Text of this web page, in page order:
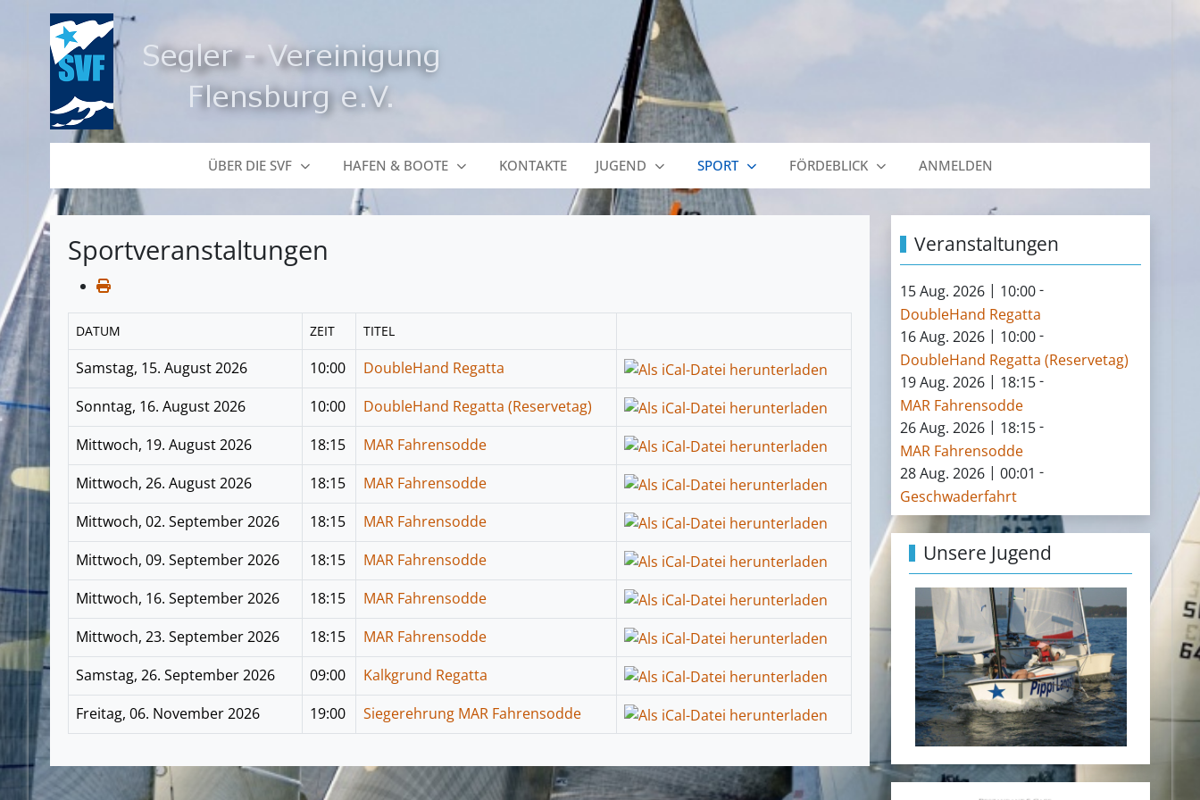
ÜBER DIE SVF HAFEN & BOOTE KONTAKTE JUGEND SPORT FÖRDEBLICK ANMELDEN
Sportveranstaltungen
DATUM ZEIT TITEL
Samstag, 15. August 2026 10:00
DoubleHand Regatta
Sonntag, 16. August 2026
10:00
DoubleHand Regatta (Reservetag)
Mittwoch, 19. August 2026
18:15
MAR Fahrensodde
Mittwoch, 26. August 2026
18:15
MAR Fahrensodde
Mittwoch, 02. September 2026
18:15
MAR Fahrensodde
Mittwoch, 09. September 2026
18:15
MAR Fahrensodde
Mittwoch, 16. September 2026
18:15
MAR Fahrensodde
Mittwoch, 23. September 2026
18:15
MAR Fahrensodde
Samstag, 26. September 2026
09:00
Kalkgrund Regatta
Freitag, 06. November 2026
19:00 Siegerehrung MAR Fahrensodde
Veranstaltungen
15 Aug. 2026 | 10:00-
DoubleHand Regatta
16 Aug. 2026 | 10:00-
DoubleHand Regatta (Reservetag)
19 Aug. 2026 | 18:15-
MAR Fahrensodde
26 Aug. 2026 | 18:15-
MAR Fahrensodde
28 Aug. 2026 | 00:01 -
Geschwaderfahrt
Unsere Jugend